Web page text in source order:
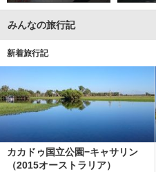
みんなの旅行記
新着旅行記
カカドゥ国立公園−キャサリン
（2015オーストラリア）